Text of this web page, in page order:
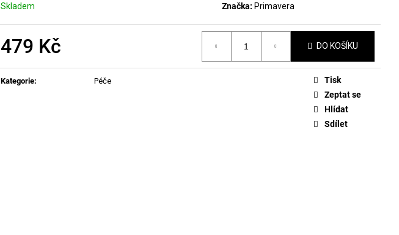
Skladem Značka: Primavera
479 Kč DO KOŠÍKU
Kategorie: Péče
Tisk
Zeptat se
Hlídat
Sdílet